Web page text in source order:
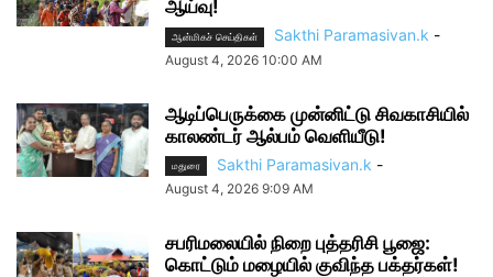
ஆய்வு!
ஆன்மிகச் செய்திகள் Sakthi Paramasivan.k -
August 4, 2026 10:00 AM
ஆடிப்பெருக்கை முன்னிட்டு சிவகாசியில்
காலண்டர் ஆல்பம் வெளியீடு!
மதுரை Sakthi Paramasivan.k -
August 4, 2026 9:09 AM
சபரிமலையில் நிறை புத்தரிசி பூஜை:
கொட்டும் மழையில் குவிந்த பக்தர்கள்!